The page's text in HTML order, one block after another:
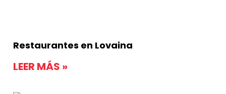
Restaurantes en Lovaina
LEER MÁS »